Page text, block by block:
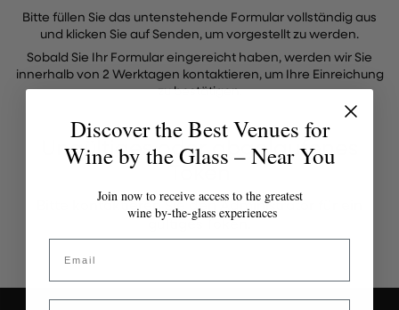
Bitte füllen Sie das untenstehende Formular vollständig aus
und klicken Sie auf Senden, um vorgestellt zu werden.
Sobald Sie Ihr Formular eingereicht haben, werden wir Sie
innerhalb von 2 Werktagen kontaktieren, um Ihre Einreichung
zu bestätigen.
Ungültiges oder abgelaufenes
Token
Bitte kontaktieren Sie den Administrator für ein
gültiges Token.
Discover the Best Venues for
Wine by the Glass – Near You
Join now to receive access to the greatest
wine by-the-glass experiences
Email
Country